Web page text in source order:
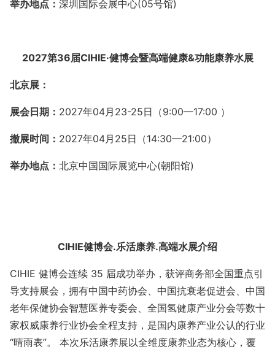
举办地点： 深圳国际会展中心(05号馆)
2027第36届CIHIE·健博会暨高端健康&功能康养水展
北京展：
展会日期： 2027年04月23-25日 （9:00—17:00 ）
撤展时间： 2027年04月 25日（14:30—21:00）
举办地点： 北京中国国际展览中心(朝阳馆)
CIHIE健博会.乐活康养.高端水展介绍
CIHIE 健博会连续 35 届成功举办，获评商务部全国重点引
导支持展会，拥有中国中药协会、中国抗衰老促进会、中国
老年保健协会智慧医养专委会、全国氢健康产业分会等数十
家权威康养行业协会全程支持，是国内康养产业公认的行业
“晴雨表”。 本次乐活康养展以全维度康养业态为核心，覆